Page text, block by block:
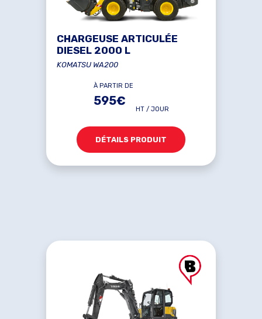
CHARGEUSE ARTICULÉE
DIESEL 2000 L
KOMATSU WA200
À PARTIR DE
595€
HT / JOUR
DÉTAILS PRODUIT